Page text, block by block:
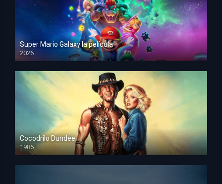
Super Mario Galaxy la película
2026
HD 1080p
Cocodrilo Dundee
1986
HD 1080p